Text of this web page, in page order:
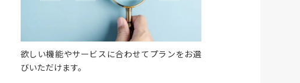
欲しい機能やサービスに合わせてプランをお選
びいただけます。